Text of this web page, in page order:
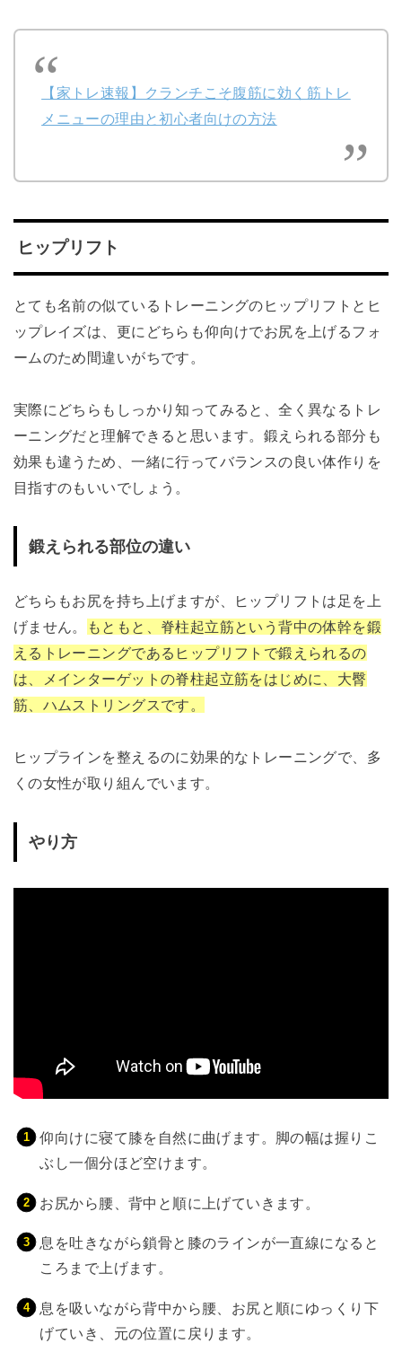
【家トレ速報】クランチこそ腹筋に効く筋トレ
メニューの理由と初心者向けの方法
ヒップリフト
とても名前の似ているトレーニングのヒップリフトとヒ
ップレイズは、更にどちらも仰向けでお尻を上げるフォ
ームのため間違いがちです。
実際にどちらもしっかり知ってみると、全く異なるトレ
ーニングだと理解できると思います。鍛えられる部分も
効果も違うため、一緒に行ってバランスの良い体作りを
目指すのもいいでしょう。
鍛えられる部位の違い
どちらもお尻を持ち上げますが、ヒップリフトは足を上
げません。
もともと、脊柱起立筋という背中の体幹を鍛
えるトレーニングであるヒップリフトで鍛えられるの
は、メインターゲットの脊柱起立筋をはじめに、大臀
筋、ハムストリングスです。
ヒップラインを整えるのに効果的なトレーニングで、多
くの女性が取り組んでいます。
やり方
仰向けに寝て膝を自然に曲げます。脚の幅は握りこ
ぶし一個分ほど空けます。
お尻から腰、背中と順に上げていきます。
息を吐きながら鎖骨と膝のラインが一直線になると
ころまで上げます。
息を吸いながら背中から腰、お尻と順にゆっくり下
げていき、元の位置に戻ります。